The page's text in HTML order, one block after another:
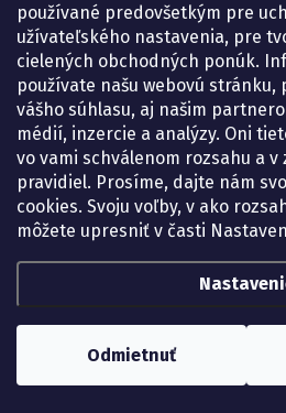
používané predovšetkým pre
užívateľského nastavenia, pre
cielených obchodných ponúk.
používate našu webovú
vášho súhlasu, aj našim
médií, inzercie a analýzy. Oni
vo vami schválenom rozsahu a v
pravidiel. Prosíme, dajte nám
cookies. Svoju voľby, v ako
môžete upresniť v časti
Odmietnuť